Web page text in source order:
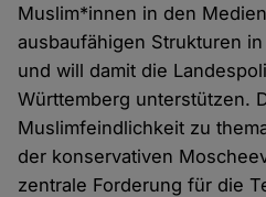
Muslim*innen in den
ausbaufähigen Strukturen
und will damit die
Württemberg unterstützen.
Muslimfeindlichkeit zu
der konservativen
zentrale Forderung für die